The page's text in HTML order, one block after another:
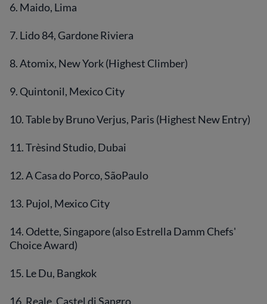
6. Maido, Lima
7. Lido 84, Gardone Riviera
8. Atomix, New York (Highest Climber)
9. Quintonil, Mexico City
10. Table by Bruno Verjus, Paris (Highest New Entry)
11. Trèsind Studio, Dubai
12. A Casa do Porco, SãoPaulo
13. Pujol, Mexico City
14. Odette, Singapore (also Estrella Damm Chefs'
Choice Award)
15. Le Du, Bangkok
16. Reale, Castel di Sangro